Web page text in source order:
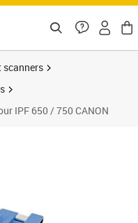
scanners
IPF 650 / 750 CANON